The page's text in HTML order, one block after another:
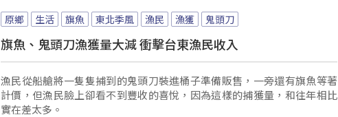
原鄉 生活 旗魚 東北季風 漁民 漁獲 鬼頭刀
旗魚、鬼頭刀漁獲量大減 衝擊台東漁民收入
漁民從船艙將一隻隻捕到的鬼頭刀裝進桶子準備販售，一旁還有旗魚等著
計價，但漁民臉上卻看不到豐收的喜悅，因為這樣的捕獲量，和往年相比
實在差太多。